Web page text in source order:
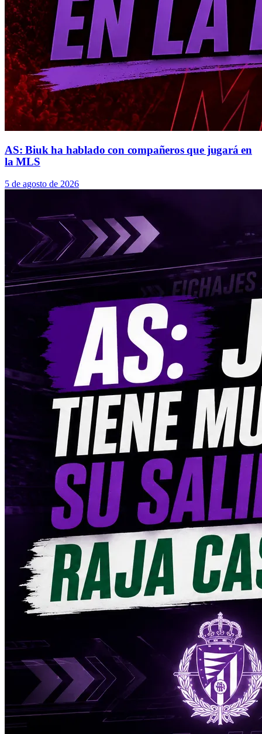
AS: Biuk ha hablado con compañeros que jugará en
la MLS
5 de agosto de 2026